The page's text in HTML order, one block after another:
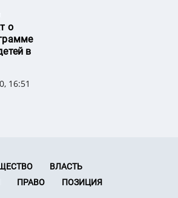
о
в
16:51
ВЛАСТЬ
ПРАВО ПОЗИЦИЯ